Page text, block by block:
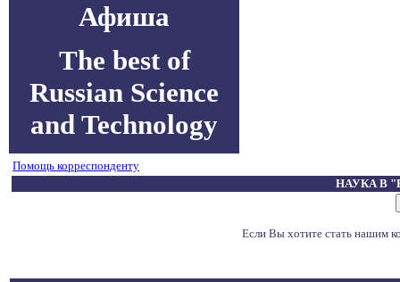
Афиша
The best of
Russian Science
and Technology
Помощь корреспонденту
НАУКА В
Если Вы хотите стать нашим